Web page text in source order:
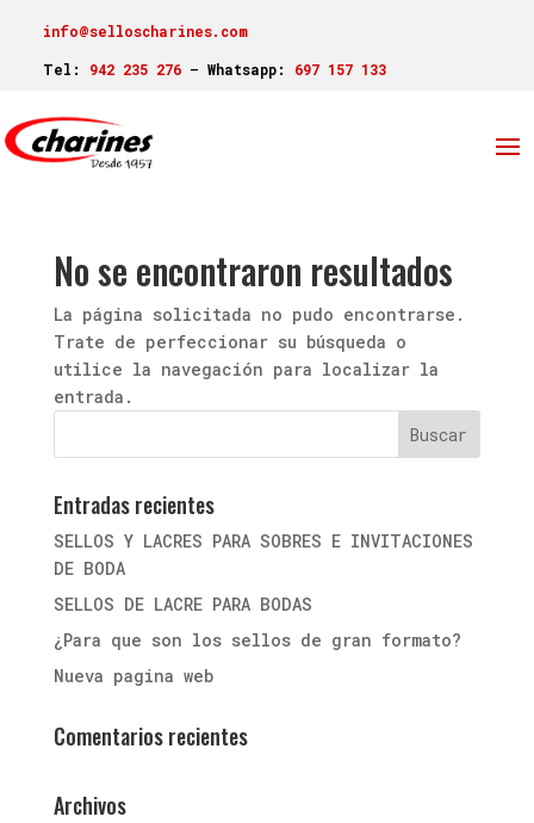
info@selloscharines.com
Tel: 942 235 276– Whatsapp: 697 157 133
No se encontraron resultados
La página solicitada no pudo encontrarse.
Trate de perfeccionar su búsqueda o
utilice la navegación para localizar la
entrada.
Entradas recientes
SELLOS Y LACRES PARA SOBRES E INVITACIONES
DE BODA
SELLOS DE LACRE PARA BODAS
¿Para que son los sellos de gran formato?
Nueva pagina web
Comentarios recientes
Archivos